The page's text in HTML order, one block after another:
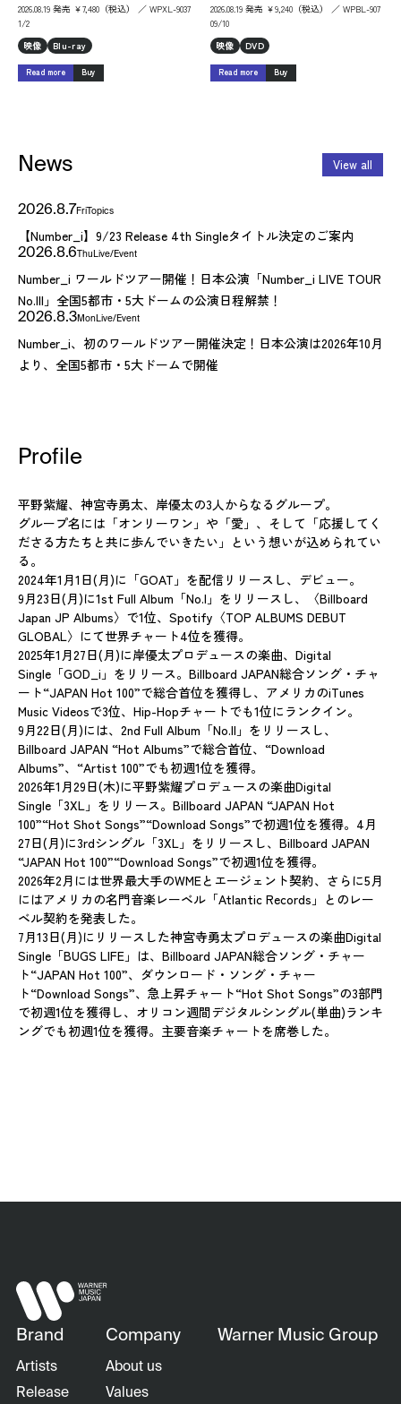
2026.08.19 発売 ￥7,480（税込） ／ WPXL-9037
1/2
映像
Blu-ray
Read more Buy
2026.08.19 発売 ￥9,240（税込） ／ WPBL-907
09/10
映像
DVD
Read more Buy
News View all
2026.8.7Fri Topics
【Number_i】9/23 Release 4th Singleタイトル決定のご案内
2026.8.6 Thu Live/Event
Number_i ワールドツアー開催！日本公演「Number_i LIVE TOUR
No.III」全国5都市・5大ドームの公演日程解禁！
2026.8.3 Mon Live/Event
Number_i、初のワールドツアー開催決定！日本公演は2026年10月
より、全国5都市・5大ドームで開催
Profile
平野紫耀、神宮寺勇太、岸優太の3人からなるグループ。
グループ名には「オンリーワン」や「愛」、そして「応援してく
ださる方たちと共に歩んでいきたい」という想いが込められてい
る。
2024年1月1日(月)に「GOAT」を配信リリースし、デビュー。
9月23日(月)に1st Full Album「No.I」をリリースし、〈Billboard
Japan JP Albums〉で1位、Spotify〈TOP ALBUMS DEBUT
GLOBAL〉にて世界チャート4位を獲得。
2025年1月27日(月)に岸優太プロデュースの楽曲、Digital
Single「GOD_i」をリリース。Billboard JAPAN総合ソング・チャ
ート“JAPAN Hot 100”で総合首位を獲得し、アメリカのiTunes
Music Videosで3位、Hip-Hopチャートでも1位にランクイン。
9月22日(月)には、2nd Full Album「No.II」をリリースし、
Billboard JAPAN “Hot Albums”で総合首位、“Download
Albums”、“Artist 100”でも初週1位を獲得。
2026年1月29日(木)に平野紫耀プロデュースの楽曲Digital
Single「3XL」をリリース。Billboard JAPAN “JAPAN Hot
100”“Hot Shot Songs”“Download Songs”で初週1位を獲得。4月
27日(月)に3rdシングル「3XL」をリリースし、Billboard JAPAN
“JAPAN Hot 100”“Download Songs”で初週1位を獲得。
2026年2月には世界最大手のWMEとエージェント契約、さらに5月
にはアメリカの名門音楽レーベル「Atlantic Records」とのレー
ベル契約を発表した。
7月13日(月)にリリースした神宮寺勇太プロデュースの楽曲Digital
Single「BUGS LIFE」は、Billboard JAPAN総合ソング・チャー
ト“JAPAN Hot 100”、ダウンロード・ソング・チャー
ト“Download Songs”、急上昇チャート“Hot Shot Songs”の3部門
で初週1位を獲得し、オリコン週間デジタルシングル(単曲)ランキ
ングでも初週1位を獲得。主要音楽チャートを席巻した。
Brand
Artists
Release
Company
About us
Values
Warner Music Group